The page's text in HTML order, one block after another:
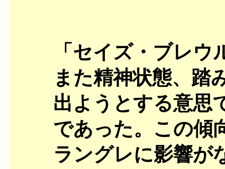
「セイズ・ブレ
また精神状態、踏
出ようとする意思
であった。この傾
ラングレに影響が